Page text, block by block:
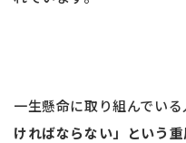
一生懸命に取り組んでいる
ければならない」という